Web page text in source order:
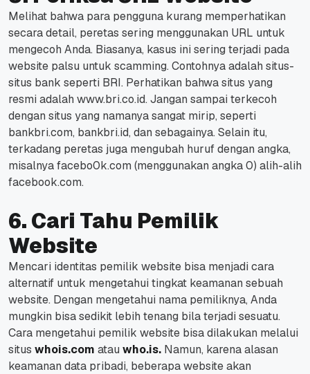
Melihat bahwa para pengguna kurang memperhatikan
secara detail, peretas sering menggunakan URL untuk
mengecoh Anda. Biasanya, kasus ini sering terjadi pada
website palsu untuk scamming. Contohnya adalah situs-
situs bank seperti BRI. Perhatikan bahwa situs yang
resmi adalah www.bri.co.id. Jangan sampai terkecoh
dengan situs yang namanya sangat mirip, seperti
bankbri.com, bankbri.id, dan sebagainya. Selain itu,
terkadang peretas juga mengubah huruf dengan angka,
misalnyafacebo0k.com (menggunakan angka 0) alih-alih
facebook.com.
6. Cari Tahu Pemilik
Website
Mencari identitas pemilik website bisa menjadi cara
alternatif untuk mengetahui tingkat keamanan sebuah
website. Dengan mengetahui nama pemiliknya, Anda
mungkin bisa sedikit lebih tenang bila terjadi sesuatu.
Cara mengetahui pemilik website bisa dilakukan melalui
situs whois.com atau who.is. Namun, karena alasan
keamanan data pribadi, beberapawebsiteakan